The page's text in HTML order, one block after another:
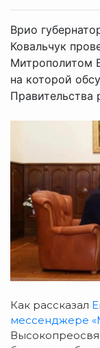
Врио
Ковальчук
Митрополитом
на которой
Правительства
Как рассказал
мессенджере